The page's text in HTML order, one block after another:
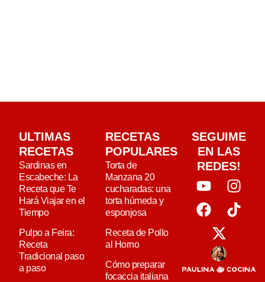
ULTIMAS
RECETAS
Sardinas en
Escabeche: La
Receta que Te
Hará Viajar en el
Tiempo
Pulpo a Feira:
Receta
Tradicional paso
a paso
RECETAS
POPULARES
Torta de
Manzana 20
cucharadas: una
torta húmeda y
esponjosa
Receta de Pollo
al Horno
Cómo preparar
focaccia italiana
SEGUIME
EN LAS
REDES!